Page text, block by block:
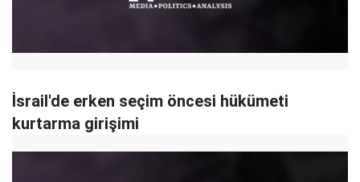
İsrail'de erken seçim öncesi hükümeti
kurtarma girişimi